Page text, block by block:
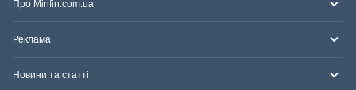
Про Minfin.com.ua
Реклама
Новини та статті